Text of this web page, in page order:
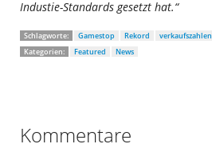
Industie-Standards gesetzt hat.“
Schlagworte: Gamestop Rekord verkaufszahlen
Kategorien:
Featured News
Kommentare